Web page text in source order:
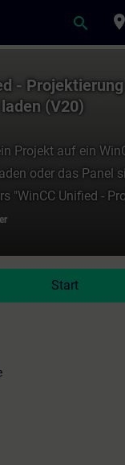
search place
-
(V20)
Projekt auf ein
oder das Panel
"WinCC Unified -
Start